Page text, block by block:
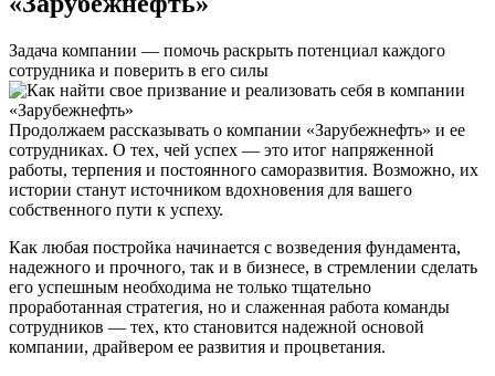
Задача компании — помочь раскрыть потенциал каждого
сотрудника и поверить в его силы
Продолжаем рассказывать о компании «Зарубежнефть» и ее
сотрудниках. О тех, чей успех — это итог напряженной
работы, терпения и постоянного саморазвития. Возможно, их
истории станут источником вдохновения для вашего
собственного пути к успеху.
Как любая постройка начинается с возведения фундамента,
надежного и прочного, так и в бизнесе, в стремлении сделать
его успешным необходима не только тщательно
проработанная стратегия, но и слаженная работа команды
сотрудников — тех, кто становится надежной основой
компании, драйвером ее развития и процветания.